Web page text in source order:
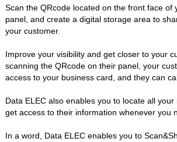
Scan the QRcode located on the front face of
panel, and create a digital storage area to
your customer.
Improve your visibility and get closer to your
scanning the QRcode on their panel, your
access to your business card, and they can
Data ELEC also enables you to locate all
get access to their information whenever you
In a word, Data ELEC enables you to